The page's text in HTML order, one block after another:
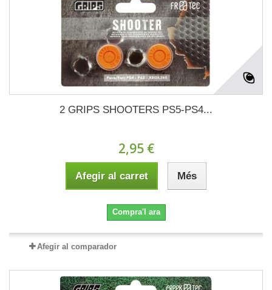
2 GRIPS SHOOTERS PS5-PS4...
2,95 €
Afegir al carret Més
Compra'l ara
Afegir al comparador